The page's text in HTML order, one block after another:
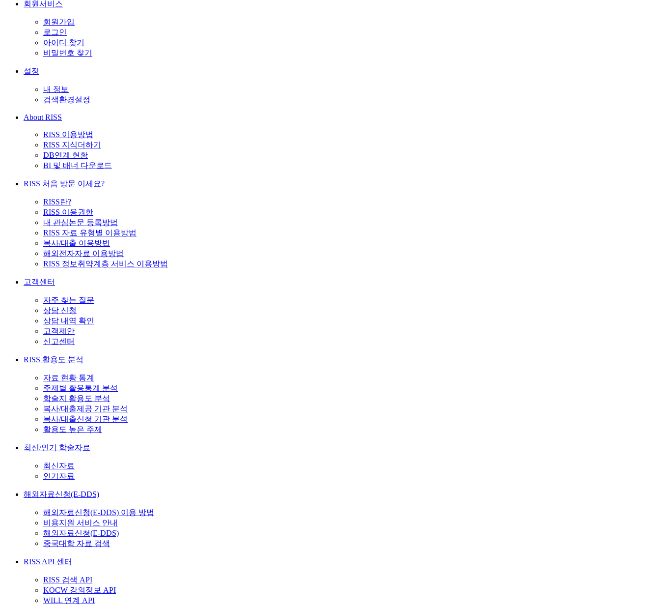
회원서비스
회원가입
로그인
아이디 찾기
비밀번호 찾기
설정
내 정보
검색환경설정
About RISS
RISS 이용방법
RISS 지식더하기
DB연계 현황
BI 및 배너 다운로드
RISS 처음 방문 이세요?
RISS란?
RISS 이용권한
내 관심논문 등록방법
RISS 자료 유형별 이용방법
복사/대출 이용방법
해외전자자료 이용방법
RISS 정보취약계층 서비스 이용방법
고객센터
자주 찾는 질문
상담 신청
상담 내역 확인
고객제안
신고센터
RISS 활용도 분석
자료 현황 통계
주제별 활용통계 분석
학술지 활용도 분석
복사/대출제공 기관 분석
복사/대출신청 기관 분석
활용도 높은 주제
최신/인기 학술자료
최신자료
인기자료
해외자료신청(E-DDS)
해외자료신청(E-DDS) 이용 방법
비용지원 서비스 안내
해외자료신청(E-DDS)
중국대학 자료 검색
RISS API 센터
RISS 검색 API
KOCW 강의정보 API
WILL 연계 API